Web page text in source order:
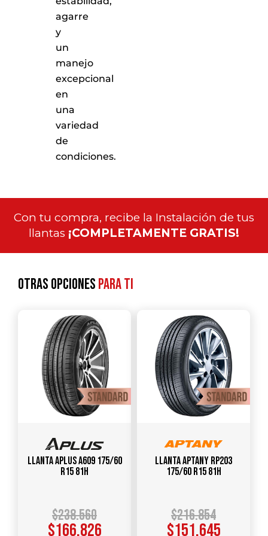
agarre
y
un
manejo
excepcional
en
una
variedad
de
condiciones.
Con tu compra, recibe la Instalación de tus
llantas ¡COMPLETAMENTE GRATIS!
Otras opcionespara ti
Llanta APLUS A609 175/60
R15 81H
$238.560
$166.826
Llanta APTANY RP203
175/60 R15 81H
$216.854
$151.645